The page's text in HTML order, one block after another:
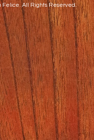
Felice. All Rights Reserved.